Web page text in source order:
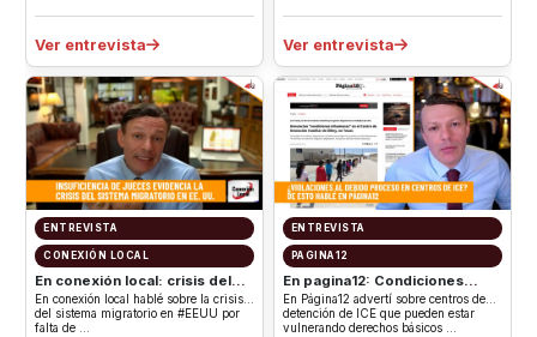
Ver entrevista Ver entrevista
ENTREVISTA
CONEXIÓN LOCAL
En conexión local: crisis del
sistema migratorio en EEUU
por falta de jueces
En conexión local hablé sobre la crisis
del sistema migratorio en #EEUU por
falta de …
ENTREVISTA
PAGINA12
En pagina12: Condiciones
inhumanas en centros de
detención
En Página12 advertí sobre centros de
detención de ICE que pueden estar
vulnerando derechos básicos …